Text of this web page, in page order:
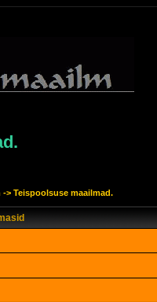
-> Teispoolsuse maailmad.